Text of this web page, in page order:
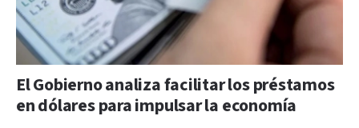
El Gobierno analiza facilitar los préstamos
en dólares para impulsar la economía